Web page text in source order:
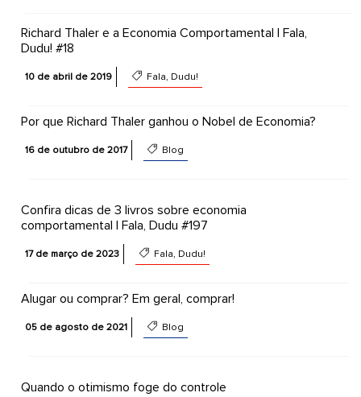
Richard Thaler e a Economia Comportamental | Fala,
Dudu! #18
10 de abril de 2019 Fala, Dudu!
Por que Richard Thaler ganhou o Nobel de Economia?
16 de outubro de 2017 Blog
Confira dicas de 3 livros sobre economia
comportamental | Fala, Dudu #197
17 de março de 2023 Fala, Dudu!
Alugar ou comprar? Em geral, comprar!
05 de agosto de 2021 Blog
Quando o otimismo foge do controle